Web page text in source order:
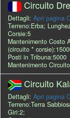
Circuito
Dettagli: Apri pagina
Terreno:Erba;
Corsie:5
Mantenimento Costo
(circuito *
Posti in Tribuna:5000
Mantenimento
Circuito
Dettagli: Apri pagina
Terreno:Terra
Giri:2;